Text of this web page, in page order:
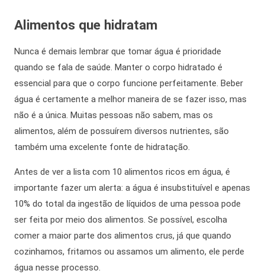
Alimentos que hidratam
Nunca é demais lembrar que tomar água é prioridade
quando se fala de saúde. Manter o corpo hidratado é
essencial para que o corpo funcione perfeitamente. Beber
água é certamente a melhor maneira de se fazer isso, mas
não é a única. Muitas pessoas não sabem, mas os
alimentos, além de possuírem diversos nutrientes, são
também uma excelente fonte de hidratação.
Antes de ver a lista com 10 alimentos ricos em água, é
importante fazer um alerta: a água é insubstituível e apenas
10% do total da ingestão de líquidos de uma pessoa pode
ser feita por meio dos alimentos. Se possível, escolha
comer a maior parte dos alimentos crus, já que quando
cozinhamos, fritamos ou assamos um alimento, ele perde
água nesse processo.